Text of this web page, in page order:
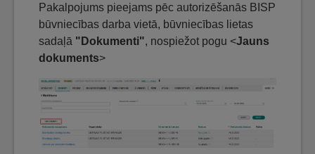
Pakalpojums pieejams pēc autorizēšanās BISP
būvniecības darba vietā, būvniecības lietas
sadaļā "Dokumenti", nospiežot pogu <Jauns
dokuments>